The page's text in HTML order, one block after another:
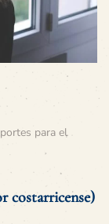
para el
costarricense)